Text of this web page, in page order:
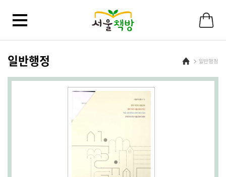
메
일반행정 Home일반행정